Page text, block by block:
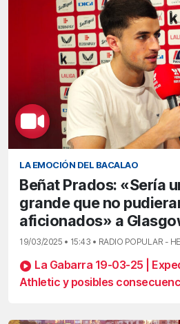
LA EMOCIÓN DEL BACALAO
Beñat Prados: «Sería
grande que no
aficionados» a
19/03/2025 • 15:43 • RADIO POPULAR -
La Gabarra 19-03-25 |
Athletic y posibles